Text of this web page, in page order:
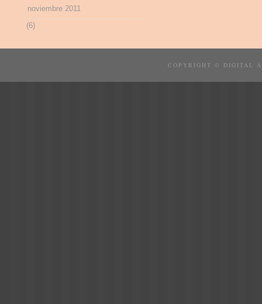
noviembre 2011
(6)
COPYRIGHT © DIGITAL